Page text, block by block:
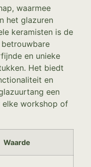
waarmee
het glazuren
keramisten is de
en unieke
Het biedt
en
een
elke workshop of
Waarde